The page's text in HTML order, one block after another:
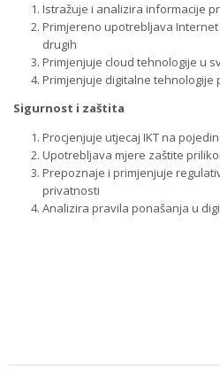
Istražuje i analizira informacije
Primjereno upotrebljava
drugih
Primjenjuje cloud tehnologije u
Primjenjuje digitalne tehnologije
Sigurnost i zaštita
Procjenjuje utjecaj IKT na
Upotrebljava mjere zaštite
Prepoznaje i primjenjuje
privatnosti
Analizira pravila ponašanja u